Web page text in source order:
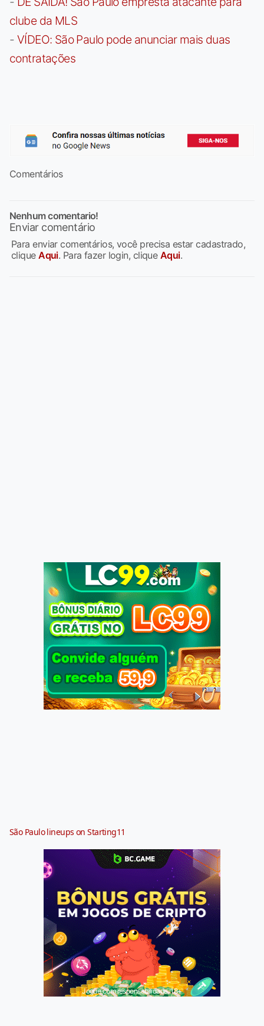
clube da MLS
- VÍDEO: São Paulo pode anunciar mais duas
contratações
Comentários
Nenhum comentario!
Enviar comentário
Para enviar comentários, você precisa estar cadastrado,
cliqueAqui. Para fazer login, clique Aqui.
São Paulo lineups on Starting11
Jogue com responsabilidade. 18+